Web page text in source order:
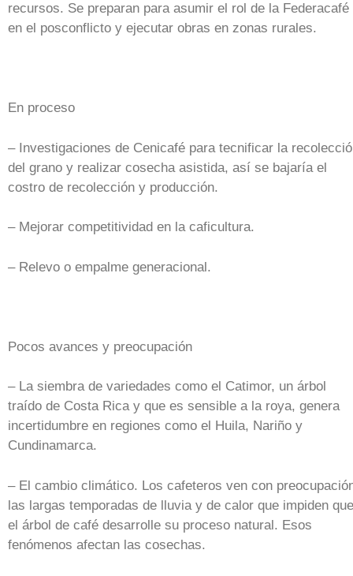
recursos. Se preparan para asumir el rol de la Federacafé
en el posconflicto y ejecutar obras en zonas rurales.
En proceso
– Investigaciones de Cenicafé para tecnificar la
del grano y realizar cosecha asistida, así se bajaría el
costro de recolección y producción.
– Mejorar competitividad en la caficultura.
– Relevo o empalme generacional.
Pocos avances y preocupación
– La siembra de variedades como el Catimor, un árbol
traído de Costa Rica y que es sensible a la roya, genera
incertidumbre en regiones como el Huila, Nariño y
Cundinamarca.
– El cambio climático. Los cafeteros ven con
las largas temporadas de lluvia y de calor que impiden que
el árbol de café desarrolle su proceso natural. Esos
fenómenos afectan las cosechas.